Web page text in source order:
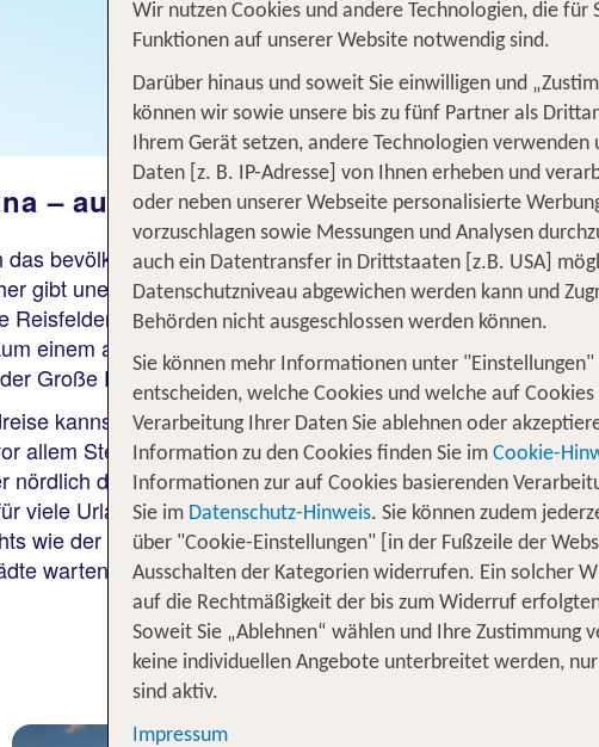
– auf Entdeckungstour durch das
das bevölkerungsreichste Land in Ostasien ist ein ganz
gibt unendlich viel zu sehen. Neben schönen
Reisfelder, majestätische Berge und tiefe Schluchten,
einem anderen Land gibt es so viele verschiedenen
Große Panda.
kannst du die verschiedenen Regionen des Landes am
allem Steppenlandschaft und Wüste begleitet, befindet
nördlich der Hauptstadt erwartet dich eine der
viele Urlauber das Highlight ihrer China Reise. Im
wie der Zhangjiajie National Park oder das Jiuzhaigou
warten darauf, von dir entdeckt zu werden.
Beliebte TUI Rundreisen
Wir nutzen Cookies und andere Technologien, die für
Funktionen auf unserer Website notwendig sind.
Darüber hinaus und soweit Sie einwilligen und
können wir sowie unsere bis zu fünf Partner als
Ihrem Gerät setzen, andere Technologien verwenden
Daten [z. B. IP-Adresse] von Ihnen erheben und
oder neben unserer Webseite personalisierte
vorzuschlagen sowie Messungen und Analysen
auch ein Datentransfer in Drittstaaten [z.B. USA]
Datenschutzniveau abgewichen werden kann und
Behörden nicht ausgeschlossen werden können.
Sie können mehr Informationen unter "Einstellungen"
entscheiden, welche Cookies und welche auf Cookies
Verarbeitung Ihrer Daten Sie ablehnen oder
Information zu den Cookies finden Sie im Cookie-
Informationen zur auf Cookies basierenden
Sie im Datenschutz-Hinweis. Sie können zudem
über "Cookie-Einstellungen" [in der Fußzeile der
Ausschalten der Kategorien widerrufen. Ein solcher
auf die Rechtmäßigkeit der bis zum Widerruf
Soweit Sie „Ablehnen“ wählen und Ihre Zustimmung
keine individuellen Angebote unterbreitet werden,
sind aktiv.
Impressum